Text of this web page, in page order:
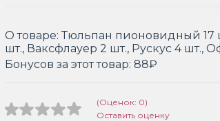
О товаре: Тюльпан пионовидный 17
шт., Ваксфлауер 2 шт., Рускус 4 шт.,
Бонусов за этот товар: 88₽
(Оценок: 0)
Оставить оценку